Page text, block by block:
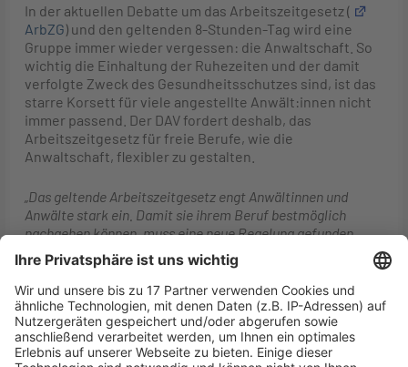
In der aktuellen Debatte um das Arbeitszeitgesetz (
ArbZG) und den geltenden 8-Stunden-Tag wird eine
Gruppe immer wieder vergessen: die Anwaltschaft. So
wichtig die Einhaltung der Ruhezeiten und der damit
verfolgte Zweck des Gesundheitsschutzes sind, ist das
starre Korsett für viele angestellte Anwält:innen nicht
immer passend. Der DAV fordert deshalb, das
Arbeitszeitgesetz für freie Berufe, wie die
Anwaltschaft, flexibler zu gestalten.
„Das geltende Arbeitszeitgesetz engt Anwältinnen und
Anwälte stark ein. Damit sie ihrem Beruf bestmöglich
nachgehen können, muss eine neue Regelung gefunden
werden“,
betont Rechtsanwältin
Hauptgeschäftsführerin des DAV
Rechtsangelegenheiten können bis zum nächsten Tag
warten. Anwältinnen und Anwälte müssen im Interesse ihrer
Mandant:innen oft unverzüglich tätig werden. Auch Fristen
lassen uns manchmal keine Wahl.“